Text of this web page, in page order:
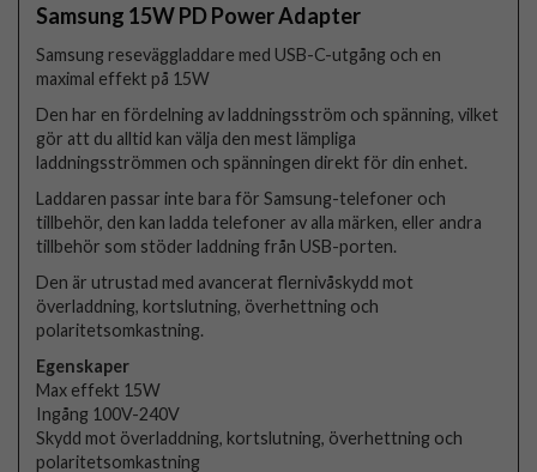
Samsung 15W PD Power Adapter
Samsung reseväggladdare med USB-C-utgång och en
maximal effekt på 15W
Den har en fördelning av laddningsström och spänning, vilket
gör att du alltid kan välja den mest lämpliga
laddningsströmmen och spänningen direkt för din enhet.
Laddaren passar inte bara för Samsung-telefoner och
tillbehör, den kan ladda telefoner av alla märken, eller andra
tillbehör som stöder laddning från USB-porten.
Den är utrustad med avancerat flernivåskydd mot
överladdning, kortslutning, överhettning och
polaritetsomkastning.
Egenskaper
Max effekt 15W
Ingång 100V-240V
Skydd mot överladdning, kortslutning, överhettning och
polaritetsomkastning